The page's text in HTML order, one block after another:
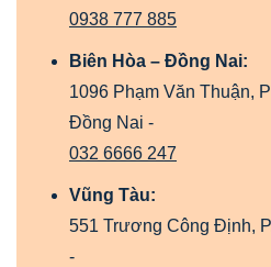
0938 777 885
Biên Hòa – Đồng Nai:
1096 Phạm Văn Thuận,
Đồng Nai -
032 6666 247
Vũng Tàu:
551 Trương Công Định,
-